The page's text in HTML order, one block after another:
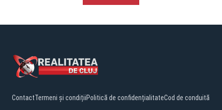
ContactTermeni și condițiiPolitică de confidențialitateCod de conduită